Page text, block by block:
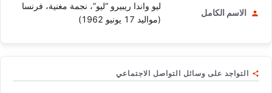
الاسم الكامل
ليو واندا ريبيرو “ليو”، نجمة مغنية، فرنسا
(مواليد 17 يونيو 1962)
التواجد على وسائل التواصل الاجتماعي